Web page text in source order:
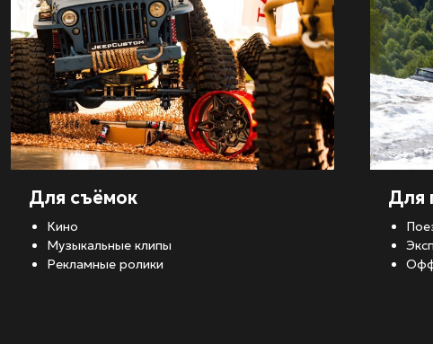
Для съёмок
Кино
Музыкальные клипы
Рекламные ролики
Для